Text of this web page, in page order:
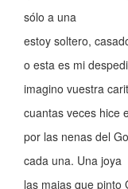
sólo a una
estoy soltero,
o esta es mi
imagino vuestra
cuantas veces hice
por las nenas del
cada una. Una joya
las majas que pinto